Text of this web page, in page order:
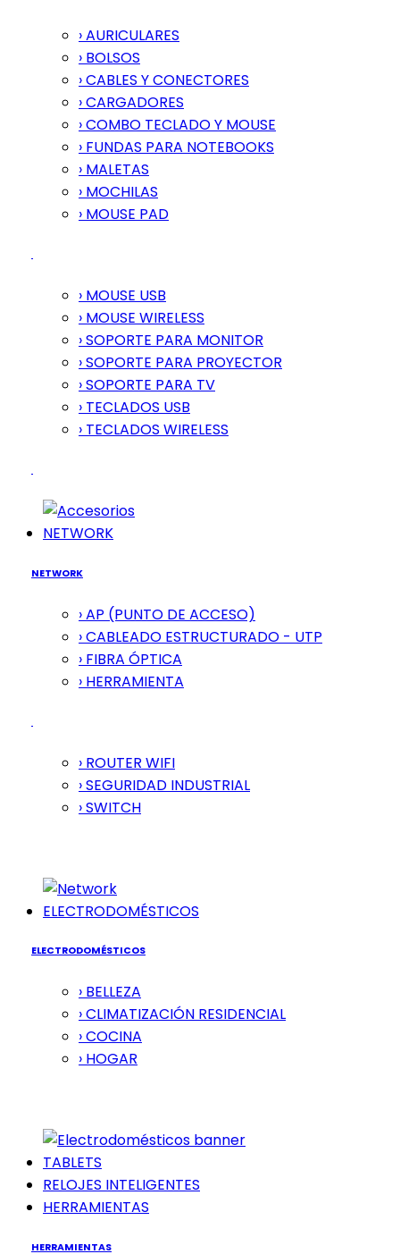
› AURICULARES
› BOLSOS
› CABLES Y CONECTORES
› CARGADORES
› COMBO TECLADO Y MOUSE
› FUNDAS PARA NOTEBOOKS
› MALETAS
› MOCHILAS
› MOUSE PAD
› MOUSE USB
› MOUSE WIRELESS
› SOPORTE PARA MONITOR
› SOPORTE PARA PROYECTOR
› SOPORTE PARA TV
› TECLADOS USB
› TECLADOS WIRELESS
NETWORK
NETWORK
› AP (PUNTO DE ACCESO)
› CABLEADO ESTRUCTURADO - UTP
› FIBRA ÓPTICA
› HERRAMIENTA
› ROUTER WIFI
› SEGURIDAD INDUSTRIAL
› SWITCH
ELECTRODOMÉSTICOS
ELECTRODOMÉSTICOS
› BELLEZA
› CLIMATIZACIÓN RESIDENCIAL
› COCINA
› HOGAR
TABLETS
RELOJES INTELIGENTES
HERRAMIENTAS
HERRAMIENTAS